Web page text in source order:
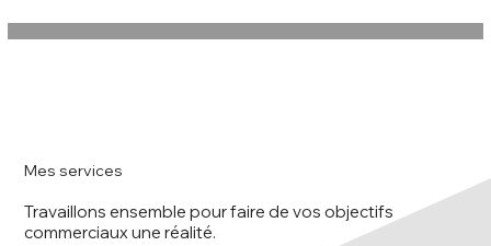
Travaillons ensemble pour faire de vos objectifs
commerciaux une réalité.
Mes services